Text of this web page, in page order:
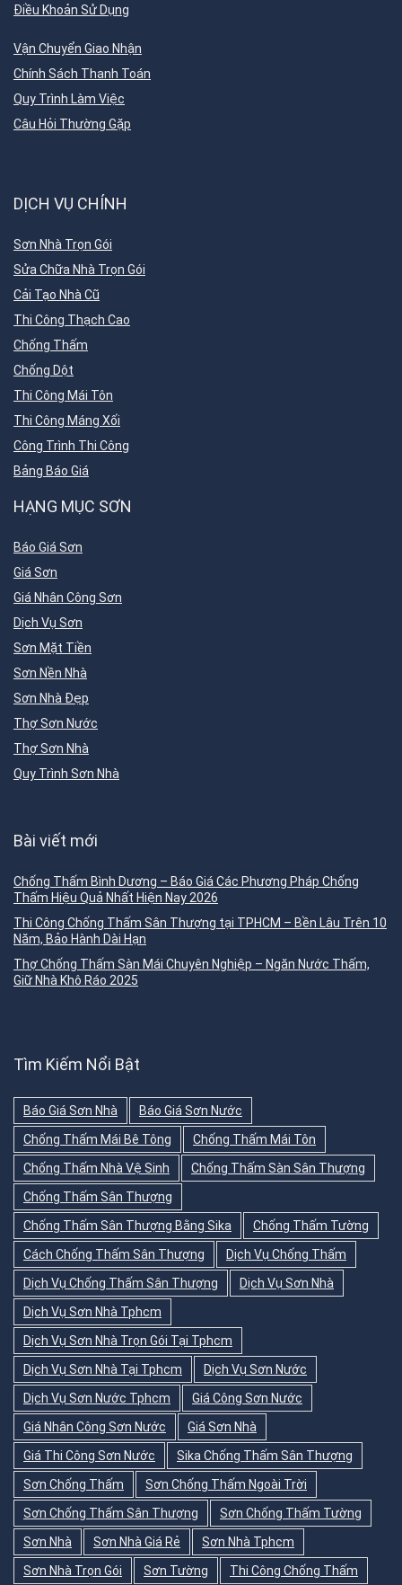
Điều Khoản Sử Dụng
Vận Chuyển Giao Nhận
Chính Sách Thanh Toán
Quy Trình Làm Việc
Câu Hỏi Thường Gặp
DỊCH VỤ CHÍNH
Sơn Nhà Trọn Gói
Sửa Chữa Nhà Trọn Gói
Cải Tạo Nhà Cũ
Thi Công Thạch Cao
Chống Thấm
Chống Dột
Thi Công Mái Tôn
Thi Công Máng Xối
Công Trình Thi Công
Bảng Báo Giá
HẠNG MỤC SƠN
Báo Giá Sơn
Giá Sơn
Giá Nhân Công Sơn
Dịch Vụ Sơn
Sơn Mặt Tiền
Sơn Nền Nhà
Sơn Nhà Đẹp
Thợ Sơn Nước
Thợ Sơn Nhà
Quy Trình Sơn Nhà
Bài viết mới
Chống Thấm Bình Dương – Báo Giá Các Phương Pháp Chống
Thấm Hiệu Quả Nhất Hiện Nay 2026
Thi Công Chống Thấm Sân Thượng tại TPHCM – Bền Lâu Trên 10
Năm, Bảo Hành Dài Hạn
Thợ Chống Thấm Sàn Mái Chuyên Nghiệp – Ngăn Nước Thấm,
Giữ Nhà Khô Ráo 2025
Tìm Kiếm Nổi Bật
Báo Giá Sơn Nhà
Báo Giá Sơn Nước
Chống Thấm Mái Bê Tông
Chống Thấm Mái Tôn
Chống Thấm Nhà Vệ Sinh
Chống Thấm Sàn Sân Thượng
Chống Thấm Sân Thượng
Chống Thấm Sân Thượng Bằng Sika
Chống Thấm Tường
Cách Chống Thấm Sân Thượng
Dịch Vụ Chống Thấm
Dịch Vụ Chống Thấm Sân Thượng
Dịch Vụ Sơn Nhà
Dịch Vụ Sơn Nhà Tphcm
Dịch Vụ Sơn Nhà Trọn Gói Tại Tphcm
Dịch Vụ Sơn Nhà Tại Tphcm
Dịch Vụ Sơn Nước
Dịch Vụ Sơn Nước Tphcm
Giá Công Sơn Nước
Giá Nhân Công Sơn Nước
Giá Sơn Nhà
Giá Thi Công Sơn Nước
Sika Chống Thấm Sân Thượng
Sơn Chống Thấm
Sơn Chống Thấm Ngoài Trời
Sơn Chống Thấm Sân Thượng
Sơn Chống Thấm Tường
Sơn Nhà
Sơn Nhà Giá Rẻ
Sơn Nhà Tphcm
Sơn Nhà Trọn Gói
Sơn Tường Thi Công Chống Thấm